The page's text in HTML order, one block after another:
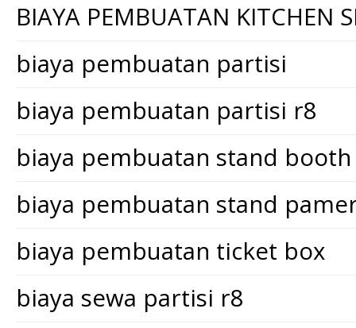
BIAYA PEMBUATAN KITCHEN
biaya pembuatan partisi
biaya pembuatan partisi r8
biaya pembuatan stand booth
biaya pembuatan stand
biaya pembuatan ticket box
biaya sewa partisi r8